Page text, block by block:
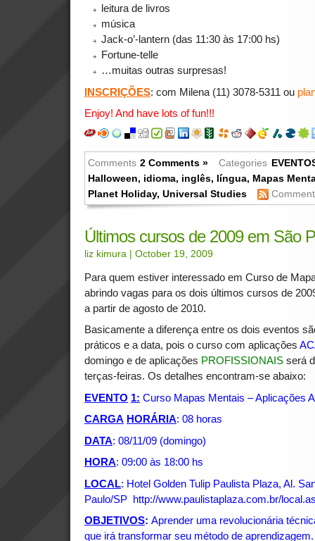
leitura de livros
música
Jack-o’-lantern (das 11:30 às 17:00 hs)
Fortune-telle
…muitas outras surpresas!
INSCRIÇÕES: com Milena (11) 3078-5311 ou
Enjoy! And have lots of fun!!!
Comments 2 Comments » Categories
Halloween, idioma, inglês, língua, Mapas
Planet Holiday, Universal Studies
Últimos cursos de 2009 em São
liz kimura | October 19, 2009
Para quem estiver interessado em Curso de
abrindo vagas para os dois últimos cursos de
a partir de agosto de 2010.
Basicamente a diferença entre os dois eventos
práticos e a data, pois o curso com aplicações
domingo e de aplicações PROFISSIONAIS será
terças-feiras. Os detalhes encontram-se abaixo:
EVENTO 1: Curso Mapas Mentais – Aplicações
CARGA HORÁRIA: 08 horas
DATA: 08/11/09 (domingo)
HORA: 09:00 às 18:00 hs
LOCAL: Hotel Golden Tulip Paulista Plaza, Al.
Paulo/SP http://www.paulistaplaza.com.br/
OBJETIVOS: Aprender uma revolucionária
que irá transformar seu método de aprendizagem.